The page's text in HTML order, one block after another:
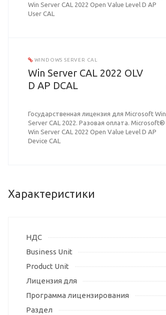
Win Server CAL 2022 Open Value Level D AP
User CAL
WINDOWS SERVER CAL
Win Server CAL 2022 OLV
D AP DCAL
Государственная лицензия для Microsoft Win
Server CAL 2022. Разовая оплата. Microsoft®
Win Server CAL 2022 Open Value Level D AP
Device CAL
Характеристики
НДС
Business Unit
Product Unit
Лицензия для
Программа лицензирования
Раздел